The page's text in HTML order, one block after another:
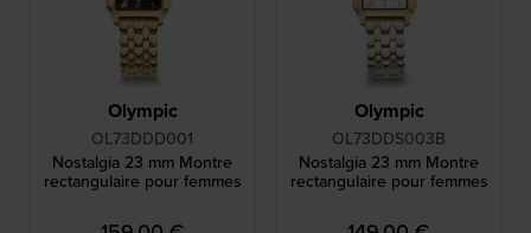
Olympic
OL73DDD001
Nostalgia 23 mm Montre
rectangulaire pour femmes
Olympic
OL73DDS003B
Nostalgia 23 mm Montre
rectangulaire pour femmes